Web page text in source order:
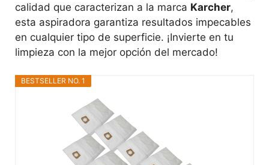
calidad que caracterizan a la marca Karcher,
esta aspiradora garantiza resultados impecables
en cualquier tipo de superficie. ¡Invierte en tu
limpieza con la mejor opción del mercado!
BESTSELLER NO. 1